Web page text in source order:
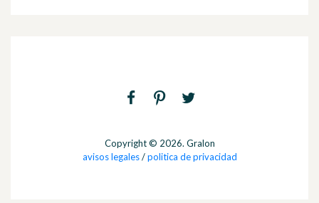
Copyright © 2026. Gralon
avisos legales/politica de privacidad